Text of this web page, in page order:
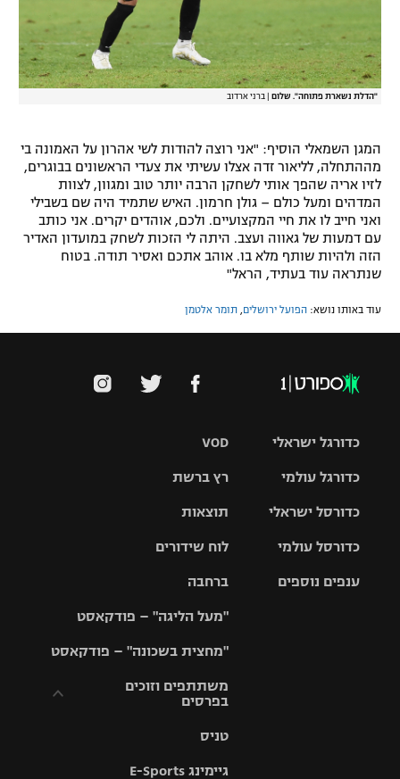
"הדלת נשארת פתוחה". שלום ברני ארדוב
המגן השמאלי הוסיף: "אני רוצה להודות לשי אהרון על האמונה בי
מההתחלה, לליאור זדה אצלו עשיתי את צעדי הראשונים בבוגרים,
לזיו אריה שהפך אותי לשחקן הרבה יותר טוב ומגוון, לצוות
המדהים ומעל כולם – גולן חרמון. האיש שתמיד היה שם בשבילי
ואני חייב לו את חיי המקצועיים. ולכם, אוהדים יקרים. אני כותב
עם דמעות של גאווה ועצב. היתה לי הזכות לשחק במועדון האדיר
הזה ולהיות שותף מלא בו. אוהב אתכם ואסיר תודה. בטוח
שנתראה עוד בעתיד, הראל"
עוד באותו נושא: הפועל ירושלים תומר אלטמן
VOD
רץ ברשת
תוצאות
לוח שידורים
ברחבה
"מעל הליגה" – פודקאסט
"מחצית בשכונה" – פודקאסט
משתתפים וזוכים
בפרסים
וזוכים בפרסים
טניס
גיימינג E-Sports
כדורגל ישראלי
גביע הטוטו
כדורגל עולמי
האלופות
ליגה
כדורסל ישראלי
סל
כדורסל עולמי
ענפים נוספים